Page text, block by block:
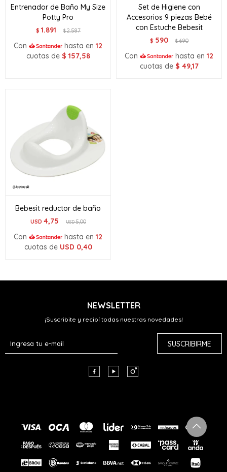
Entrenador de Baño My Size
Potty Pro
$ 1.891 $2.587
Con hasta en 12
cuotas de $ 157,58
Set de Higiene con
Accesorios 9 piezas Bebé
con Estuche Bebesit
$ 590 $690
Con hasta en 12
cuotas de $ 49,17
Bebesit reductor de baño
USD 4,75 USD5,00
Con hasta en 12
cuotas de USD 0,40
NEWSLETTER
¡Suscribite y recibí todas nuestras novedades!
SUSCRIBIRME
  